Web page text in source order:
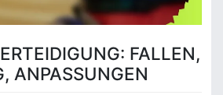
FALLEN,
ANPASSUNGEN